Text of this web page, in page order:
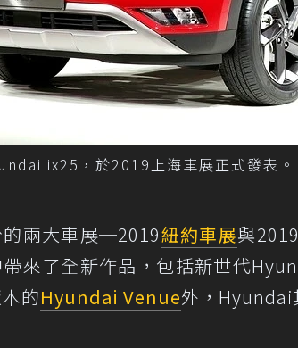
ix25，於2019上海車展正式發表
的兩大車展─2019紐約車展與2019
來了全新作品，包括新世代
的Hyundai Venue外，Hyundai